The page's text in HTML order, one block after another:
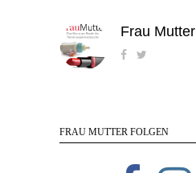
Frau Mutter
FRAU MUTTER FOLGEN